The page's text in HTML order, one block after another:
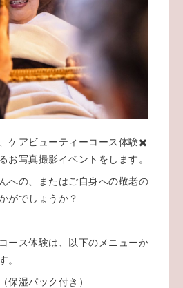
ケアビューティーコース体験✖️
お写真撮影イベントをします。
への、またはご自身への敬老の
がでしょうか？
ース体験は、以下のメニューか
。
湿パック付き）